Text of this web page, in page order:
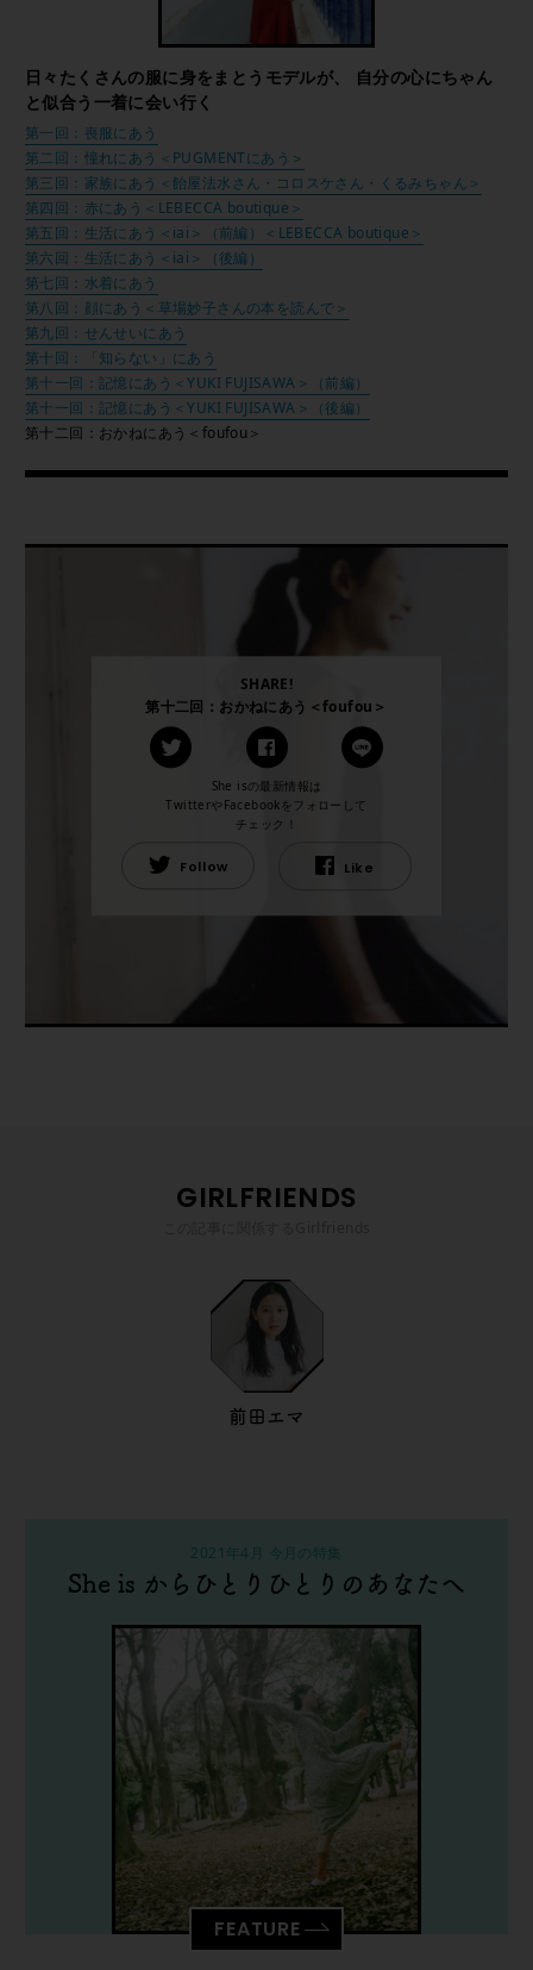
日々たくさんの服に身をまとうモデルが、 自分の心にちゃん
と似合う一着に会い行く
第一回：喪服にあう
第二回：憧れにあう＜PUGMENTにあう＞
第三回：家族にあう＜飴屋法水さん・コロスケさん・くるみちゃん＞
第四回：赤にあう＜LEBECCA boutique＞
第五回：生活にあう＜iai＞（前編）＜LEBECCA boutique＞
第六回：生活にあう＜iai＞（後編）
第七回：水着にあう
第八回：顔にあう＜草場妙子さんの本を読んで＞
第九回：せんせいにあう
第十回：「知らない」にあう
第十一回：記憶にあう＜YUKI FUJISAWA＞（前編）
第十一回：記憶にあう＜YUKI FUJISAWA＞（後編）
第十二回：おかねにあう＜foufou＞
SHARE!
第十二回：おかねにあう＜foufou＞
She isの最新情報は
TwitterやFacebookをフォローして
チェック！
Follow Like
GIRLFRIENDS
前田エマ
2021年4月 今月の特集
She is からひとりひとりのあなたへ
FEATURE